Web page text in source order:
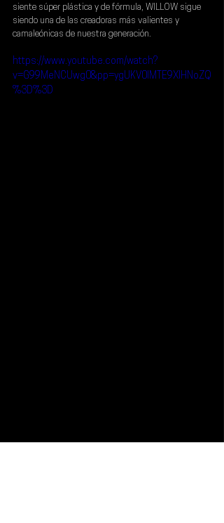
siente súper plástica y de fórmula, WILLOW sigue
siendo una de las creadoras más valientes y
camaleónicas de nuestra generación.
https://www.youtube.com/watch?
v=G99MeNCUwg0&pp=ygUKV0lMTE9XIHNoZQ
%3D%3D